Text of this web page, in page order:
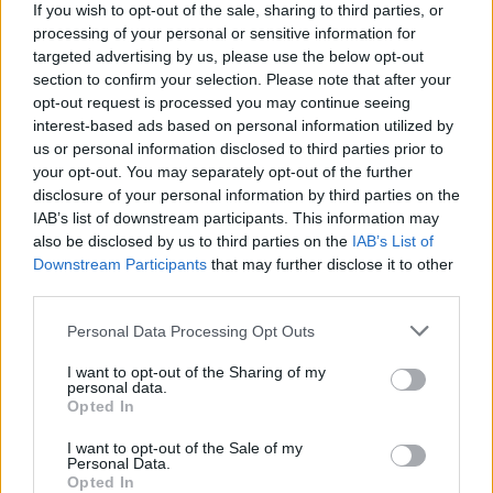
If you wish to opt-out of the sale, sharing to third parties, or
processing of your personal or sensitive information for
targeted advertising by us, please use the below opt-out
section to confirm your selection. Please note that after your
opt-out request is processed you may continue seeing
interest-based ads based on personal information utilized by
us or personal information disclosed to third parties prior to
your opt-out. You may separately opt-out of the further
disclosure of your personal information by third parties on the
IAB’s list of downstream participants. This information may
also be disclosed by us to third parties on the IAB’s List of
Downstream Participants that may further disclose it to other
Please note that this website/app uses one or more Google
not limited to your visit or usage behaviour. You may click to
grant or deny consent to Google and its third-party tags to
use your data for below specified purposes in below Google
consent section.
Personal Data Processing Opt Outs
I want to opt-out of the Sharing of my
personal data.
Opted In
I want to opt-out of the Sale of my
Personal Data.
Opted In
minori, Albieri: “Episodi gravissimi”
Gallura, finti clienti svuotano le suite: furto da
50mila nel resort
Meteo Olbia 7 agosto, sole e caldo tornano
protagonisti
Test tunnel Olbia: rampe chiuse ancora fino a